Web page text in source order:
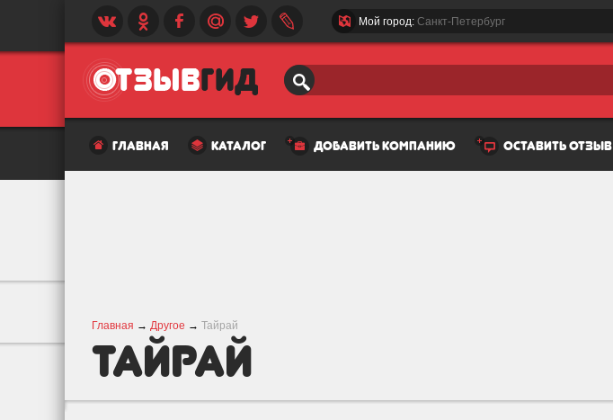
Мой город: Санкт-Петербург
главная каталог добавить компанию оставить отзыв
Главная → Другое → Тайрай
Тайрай